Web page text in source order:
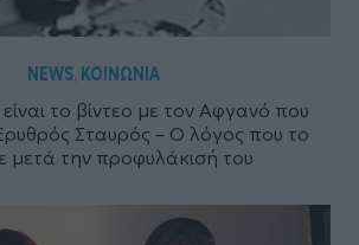
NEWS, ΚΟΙΝΩΝΙΑ
το βίντεο με τον Αφγανό που
Σταυρός – Ο λόγος που το
μετά την προφυλάκισή του